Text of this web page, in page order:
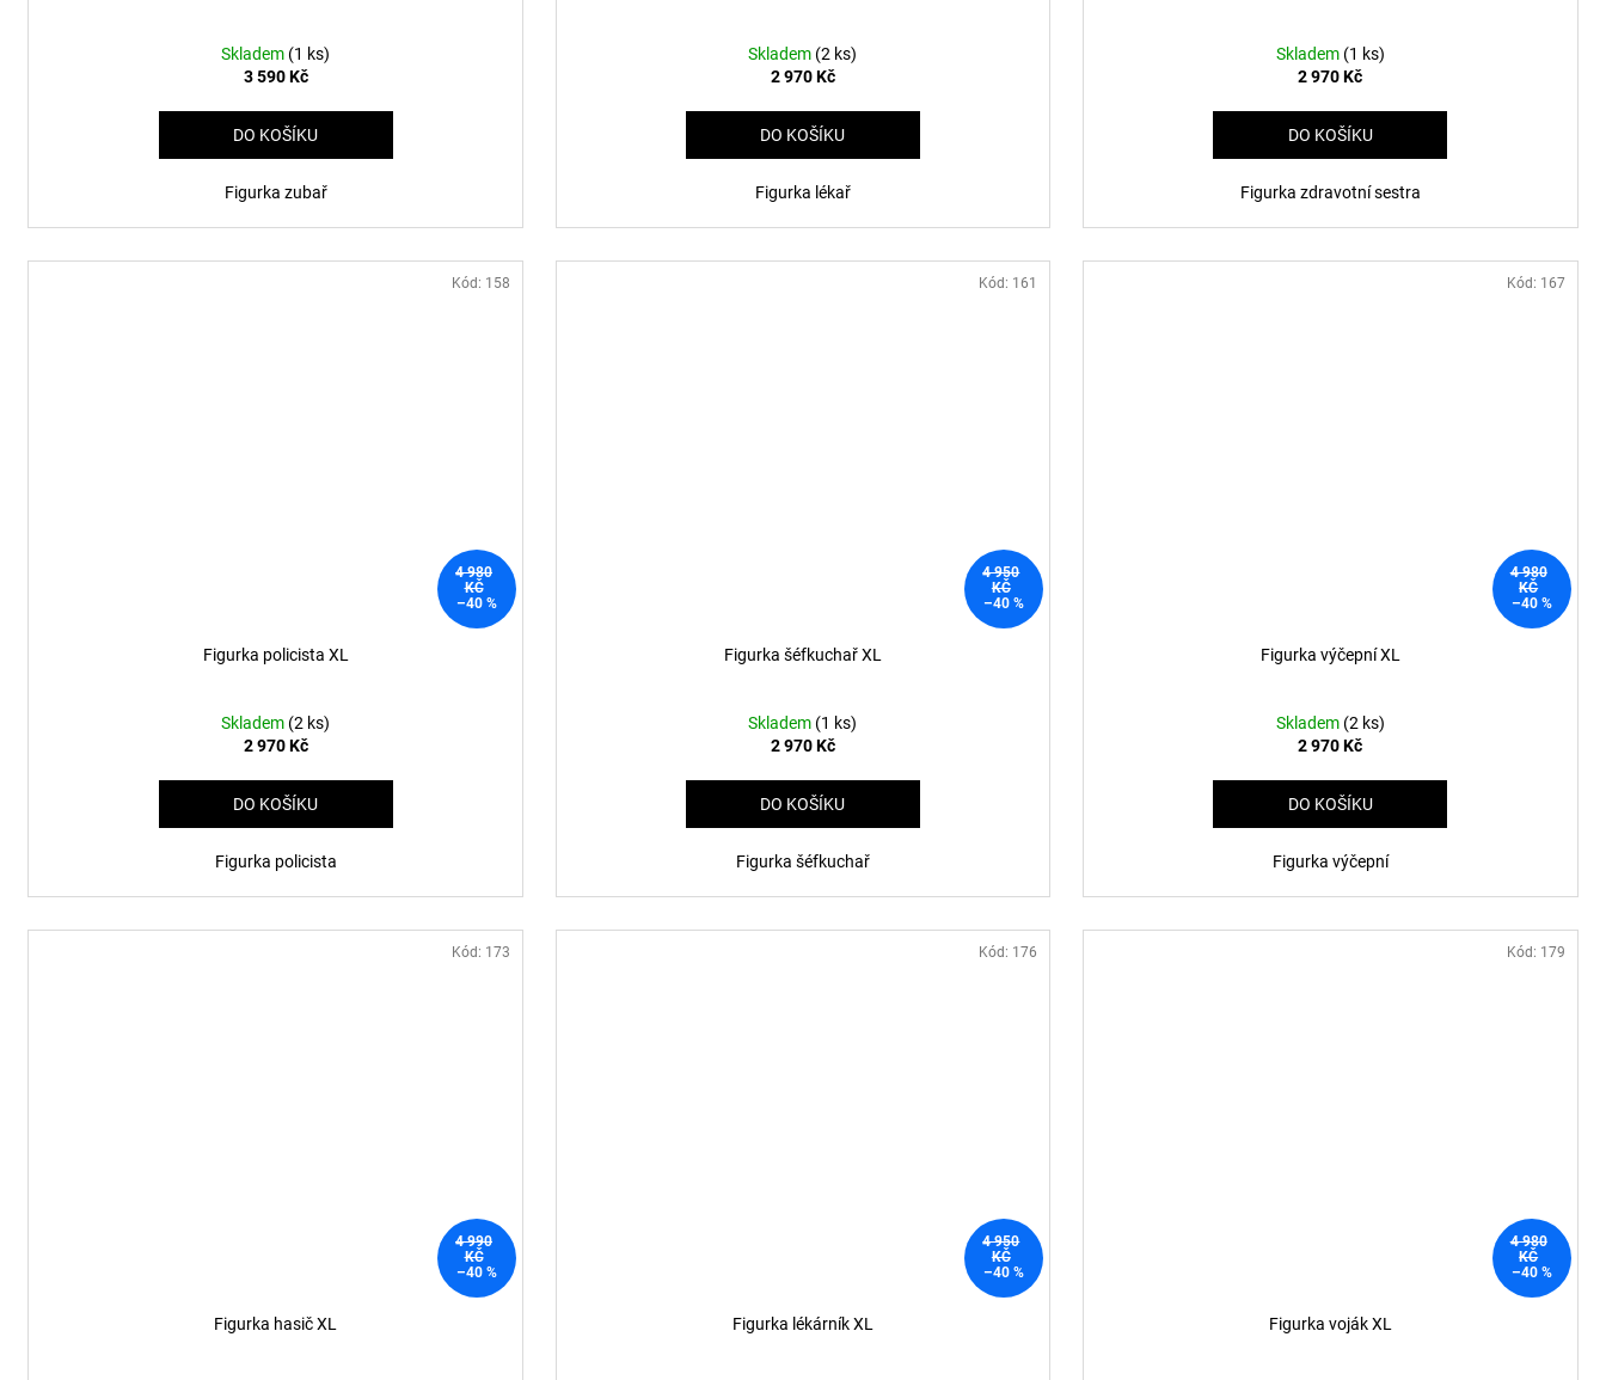
Skladem (1 ks)
3 590 Kč
DO KOŠÍKU
Figurka zubař
Skladem (2 ks)
2 970 Kč
DO KOŠÍKU
Figurka lékař
Skladem (1 ks)
2 970 Kč
DO KOŠÍKU
Figurka zdravotní sestra
4 980
KČ
–40 %
Figurka policista XL
Skladem (2 ks)
2 970 Kč
DO KOŠÍKU
Figurka policista
Kód: 158
4 950
KČ
–40 %
Figurka šéfkuchař XL
Skladem (1 ks)
2 970 Kč
DO KOŠÍKU
Figurka šéfkuchař
Kód: 161
4 980
KČ
–40 %
Figurka výčepní XL
Skladem (2 ks)
2 970 Kč
DO KOŠÍKU
Figurka výčepní
Kód: 167
4 990
KČ
–40 %
Figurka hasič XL
Kód: 173
4 950
KČ
–40 %
Figurka lékárník XL
Kód: 176
4 980
KČ
–40 %
Figurka voják XL
Kód: 179